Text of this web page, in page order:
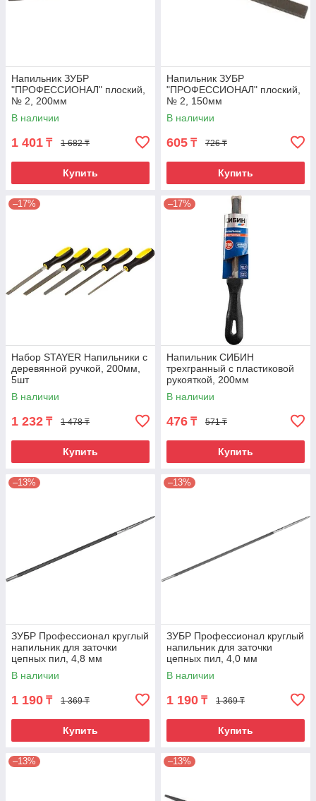
Напильник ЗУБР
"ПРОФЕССИОНАЛ" плоский,
№ 2, 200мм
В наличии
1 401 ₸ 1 682 ₸
Купить
Напильник ЗУБР
"ПРОФЕССИОНАЛ" плоский,
№ 2, 150мм
В наличии
605 ₸ 726 ₸
Купить
–17%
Набор STAYER Напильники с
деревянной ручкой, 200мм,
5шт
В наличии
1 232 ₸ 1 478 ₸
Купить
–17%
Напильник СИБИН
трехгранный с пластиковой
рукояткой, 200мм
В наличии
476 ₸ 571 ₸
Купить
–13%
ЗУБР Профессионал круглый
напильник для заточки
цепных пил, 4,8 мм
В наличии
1 190 ₸ 1 369 ₸
Купить
–13%
ЗУБР Профессионал круглый
напильник для заточки
цепных пил, 4,0 мм
В наличии
1 190 ₸ 1 369 ₸
Купить
–13% –13%